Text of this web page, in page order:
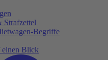
Strafzettel
Begriffe
einen Blick